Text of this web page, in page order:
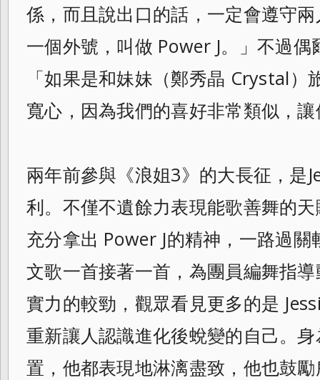
係，而且說出口的話， 一定會遵守
一個外號，叫做 Power J。」不過
「如果是和妹妹（鄭秀晶 Crystal）
寬心，因為我們的喜好非常類似，
兩年前參與《浪姐3》的大長征，是
利。不僅不遺餘力表現能歌善舞的
充分拿出 Power J的精神，一路過
文歌一首接著一首，為團員編舞指
實力的較勁，觀眾看見更多的是
重新讓人認識進化後蛻變的自己。
置，他都表現地淋漓盡致， 他也鼓